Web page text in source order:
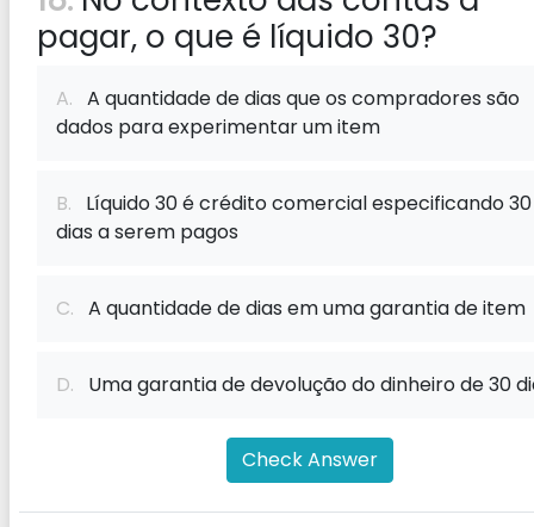
pagar, o que é líquido 30?
A. A quantidade de dias que os compradores são
dados para experimentar um item
B. Líquido 30 é crédito comercial especificando 30
dias a serem pagos
C. A quantidade de dias em uma garantia de item
D. Uma garantia de devolução do dinheiro de 30
Check Answer